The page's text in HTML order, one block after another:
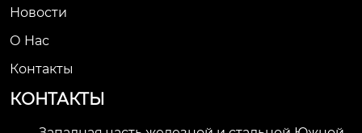
Новости
О Hас
Контакты
КОНТАКТЫ